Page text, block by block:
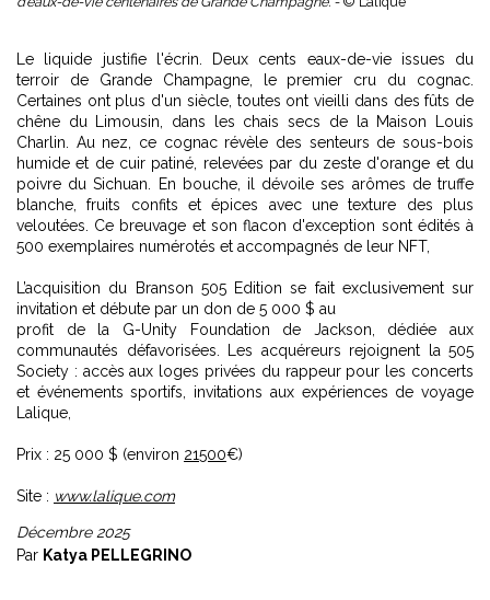
Le liquide justifie l'écrin. Deux cents eaux-de-vie issues du
terroir de Grande Champagne, le premier cru du cognac.
Certaines ont plus d'un siècle, toutes ont vieilli dans des fûts de
chêne du Limousin, dans les chais secs de la Maison Louis
Charlin. Au nez, ce cognac révèle des senteurs de sous-bois
humide et de cuir patiné, relevées par du zeste d'orange et du
poivre du Sichuan. En bouche, il dévoile ses arômes de truffe
blanche, fruits confits et épices avec une texture des plus
veloutées. Ce breuvage et son flacon d'exception sont édités à
500 exemplaires numérotés et accompagnés de leur NFT,
L’acquisition du Branson 505 Edition se fait exclusivement sur
invitation et débute par un don de 5 000 $ au
profit de la G-Unity Foundation de Jackson, dédiée aux
communautés défavorisées. Les acquéreurs rejoignent la 505
Society : accès aux loges privées du rappeur pour les concerts
et événements sportifs, invitations aux expériences de voyage
Lalique,
Prix : 25 000 $ (environ 21500€)
Site : www.lalique.com
Décembre 2025
Par Katya PELLEGRINO